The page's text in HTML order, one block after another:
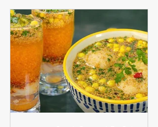
स्वास्थ्य और सौंदर्य